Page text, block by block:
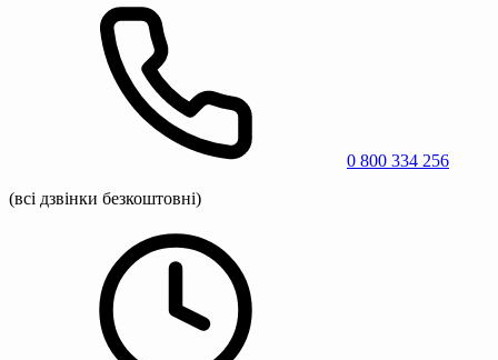
0 800 334 256
(всі дзвінки безкоштовні)